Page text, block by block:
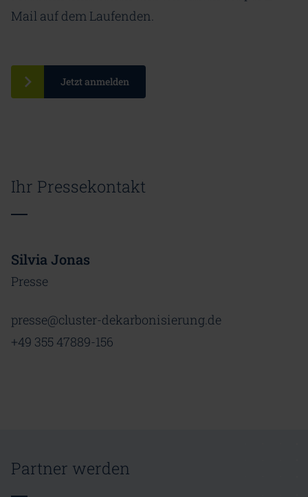
Mail auf dem Laufenden.
Jetzt anmelden
Ihr Pressekontakt
Silvia Jonas
Presse
presse@cluster-dekarbonisierung.de
+49 355 47889-156
Partner werden